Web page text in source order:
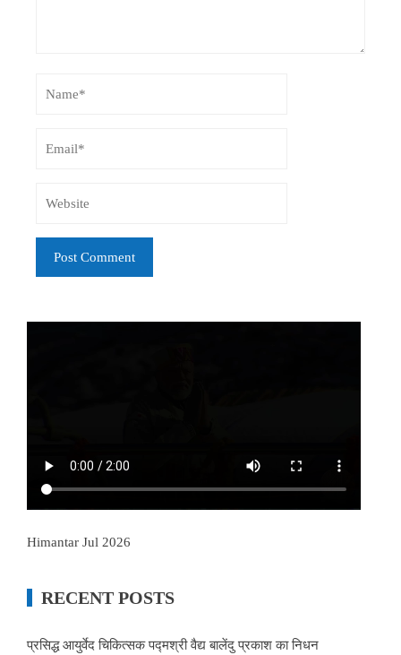
Himantar Jul 2026
RECENT POSTS
प्रसिद्ध आयुर्वेद चिकित्सक पद्मश्री वैद्य बालेंदु प्रकाश का निधन